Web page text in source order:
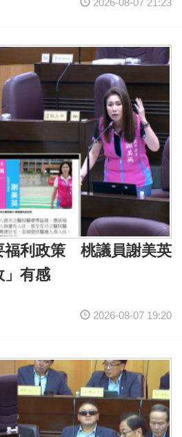
2026-08-07 21:23
福利政策 桃議員謝美英
」有感
2026-08-07 19:20